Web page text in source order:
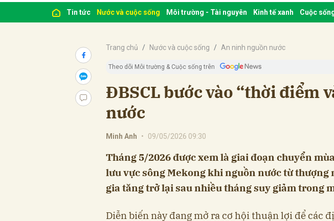
Tin tức Nước và cuộc sống Môi trường - Tài nguyên Kinh tế xanh Cuộc
Trang chủ Nước và cuộc sống An ninh nguồn nước
Theo dõi Môi trường & Cuộc sống trên
ĐBSCL bước vào “thời điểm
nước
Minh Anh • 09/05/2026 09:30
Tháng 5/2026 được xem là giai đoạn chuyển
lưu vực sông Mekong khi nguồn nước từ thượng
gia tăng trở lại sau nhiều tháng suy giảm trong
Diễn biến này đang mở ra cơ hội thuận lợi để các